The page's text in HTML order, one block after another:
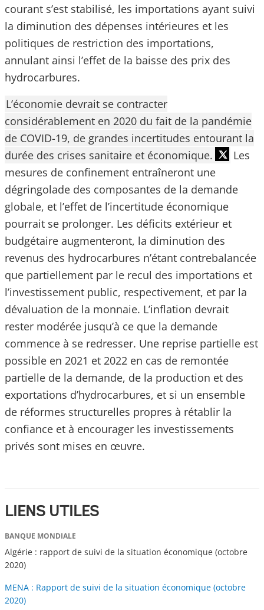
courant s’est stabilisé, les importations ayant suivi
la diminution des dépenses intérieures et les
politiques de restriction des importations,
annulant ainsi l’effet de la baisse des prix des
hydrocarbures.
L’économie devrait se contracter
considérablement en 2020 du fait de la pandémie
de COVID-19, de grandes incertitudes entourant la
durée des crises sanitaire et économique.
Les
mesures de confinement entraîneront une
dégringolade des composantes de la demande
globale, et l’effet de l’incertitude économique
pourrait se prolonger. Les déficits extérieur et
budgétaire augmenteront, la diminution des
revenus des hydrocarbures n’étant contrebalancée
que partiellement par le recul des importations et
l’investissement public, respectivement, et par la
dévaluation de la monnaie. L’inflation devrait
rester modérée jusqu’à ce que la demande
commence à se redresser. Une reprise partielle est
possible en 2021 et 2022 en cas de remontée
partielle de la demande, de la production et des
exportations d’hydrocarbures, et si un ensemble
de réformes structurelles propres à rétablir la
confiance et à encourager les investissements
privés sont mises en œuvre.
LIENS UTILES
BANQUE MONDIALE
Algérie : rapport de suivi de la situation économique (octobre
2020)
MENA : Rapport de suivi de la situation économique (octobre
2020)